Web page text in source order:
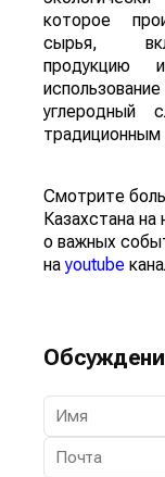
которое
сырья,
продукцию
углеродный
традиционным
Смотрите
Казахстана
о важных
наyoutube